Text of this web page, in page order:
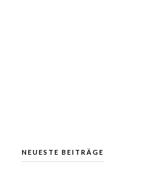
NEUESTE BEITRÄGE